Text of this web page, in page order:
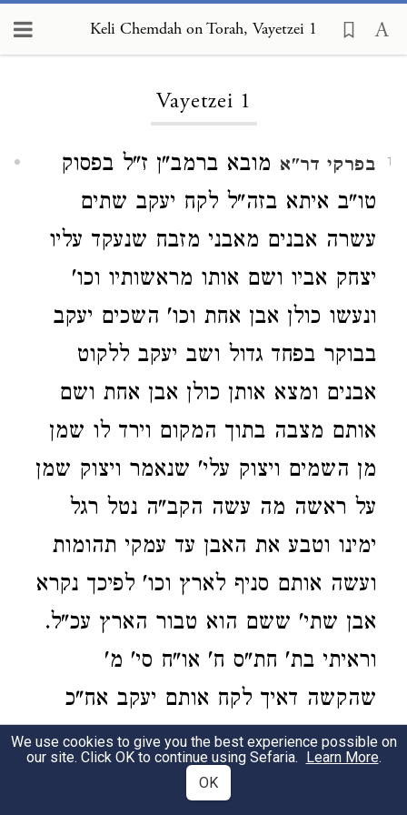
Keli Chemdah on Torah, Vayetzei 1
Vayetzei 1
1 בפרקי דר"א מובא ברמב"ן ז"ל בפסוק
טו"ב איתא בזה"ל לקח יעקב שתים
עשרה אבנים מאבני מזבח שנעקד עליו
יצחק אביו ושם אותו מראשותיו וכו'
ונעשו כולן אבן אחת וכו' השכים יעקב
בבוקר בפחד גדול ושב יעקב ללקוט
אבנים ומצא אותן כולן אבן אחת ושם
אותם מצבה בתוך המקום וירד לו שמן
מן השמים ויצוק עלי' שנאמר ויצוק שמן
על ראשה מה עשה הקב"ה נטל רגל
ימינו וטבע את האבן עד עמקי תהומות
ועשה אותם סניף לארץ וכו' לפיכך נקרא
אבן שתי' ששם הוא טבור הארץ עכ"ל.
וראיתי בת' חת"ס ח' או"ח סי' מ'
שהקשה דאיך לקח אותם יעקב אח"כ
למצבה כיון דשכב עליהם והרי כלים
שנשתמשו להדיוט אסורין לגבוה. ותירץ
We use cookies to give you the best experience possible on
our site. Click OK to continue using Sefaria. Learn More.
OK